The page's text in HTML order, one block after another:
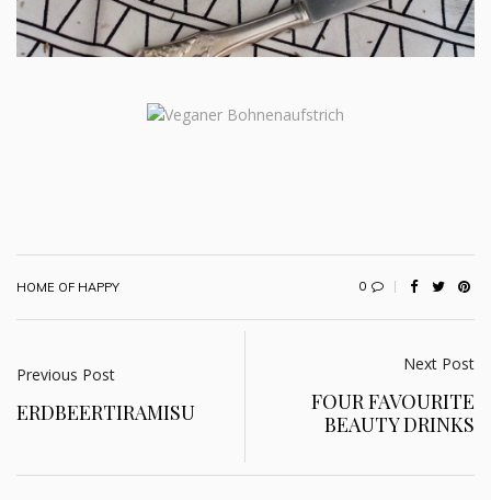
HOME OF HAPPY 0
Previous Post
ERDBEERTIRAMISU
Next Post
FOUR FAVOURITE
BEAUTY DRINKS